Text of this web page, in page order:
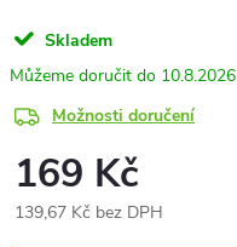
Skladem
10.8.2026
Možnosti doručení
169 Kč
139,67 Kč bez DPH